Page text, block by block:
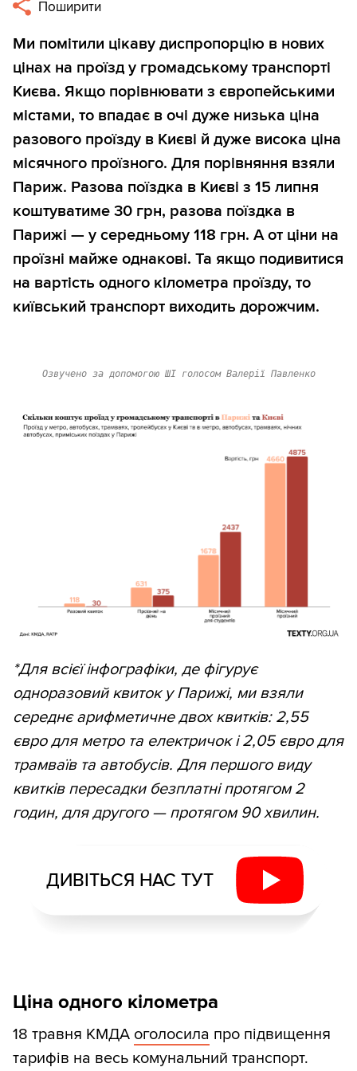
Поширити
Ми помітили цікаву диспропорцію в нових
цінах на проїзд у громадському транспорті
Києва. Якщо порівнювати з європейськими
містами, то впадає в очі дуже низька ціна
разового проїзду в Києві й дуже висока ціна
місячного проїзного. Для порівняння взяли
Париж. Разова поїздка в Києві з 15 липня
коштуватиме 30 грн, разова поїздка в
Парижі — у середньому 118 грн. А от ціни на
проїзні майже однакові. Та якщо подивитися
на вартість одного кілометра проїзду, то
київський транспорт виходить дорожчим.
Озвучено за допомогою ШІ голосом Валерії Павленко
*Для всієї інфографіки, де фігурує
одноразовий квиток у Парижі, ми взяли
середнє арифметичне двох квитків: 2,55
євро для метро та електричок і 2,05 євро для
трамваїв та автобусів. Для першого виду
квитків пересадки безплатні протягом 2
годин, для другого — протягом 90 хвилин.
ДИВІТЬСЯ НАС ТУТ
Ціна одного кілометра
18 травня КМДА оголосила про підвищення
тарифів на весь комунальний транспорт.